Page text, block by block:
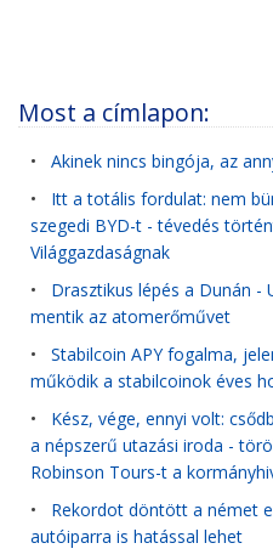
Most a címlapon:
• Akinek nincs bingója, az
• Itt a totális fordulat: nem
szegedi BYD-t - tévedés
Világgazdaságnak
• Drasztikus lépés a Dunán -
mentik az atomerőművet
• Stabilcoin APY fogalma,
működik a stabilcoinok éves
• Kész, vége, ennyi volt:
a népszerű utazási iroda -
Robinson Tours-t a
• Rekordot döntött a német
autóiparra is hatással lehet